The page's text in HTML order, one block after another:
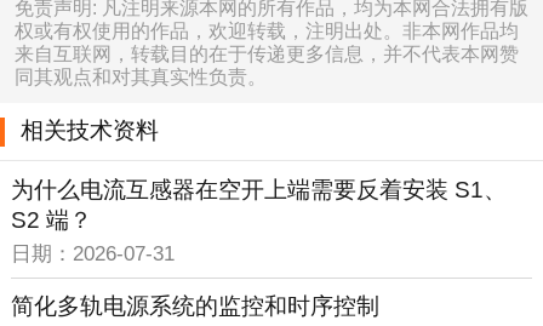
免责声明: 凡注明来源本网的所有作品，均为本网合法拥有版
权或有权使用的作品，欢迎转载，注明出处。非本网作品均
来自互联网，转载目的在于传递更多信息，并不代表本网赞
同其观点和对其真实性负责。
相关技术资料
为什么电流互感器在空开上端需要反着安装 S1、
S2 端？
日期：2026-07-31
简化多轨电源系统的监控和时序控制